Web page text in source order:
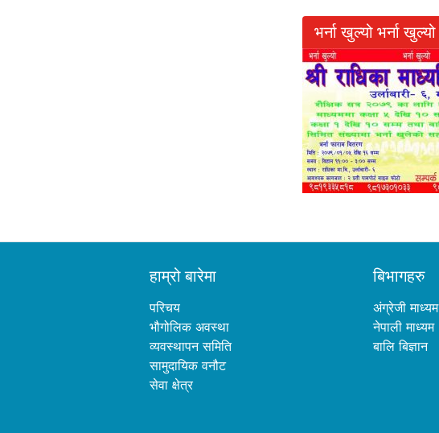
भर्ना खुल्यो भर्ना खुल्यो
हाम्रो बारेमा
परिचय
भौगोलिक अवस्था
व्यवस्थापन समिति
सामुदायिक वनौट
सेवा क्षेत्र
बिभागहरु
अंग्रेजी माध्यम
नेपाली माध्यम
बालि बिज्ञान